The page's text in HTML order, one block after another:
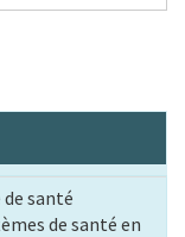
santé
de santé en